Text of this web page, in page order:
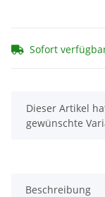
Sofort
x
Dieser Artikel
gewünschte
Beschreibung